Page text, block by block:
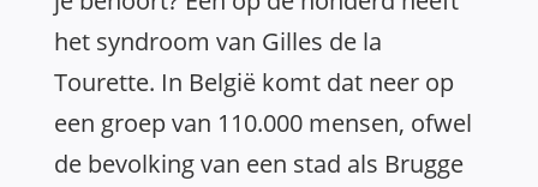
het syndroom van Gilles de la
Tourette. In België komt dat neer op
een groep van 110.000 mensen, ofwel
de bevolking van een stad als Brugge